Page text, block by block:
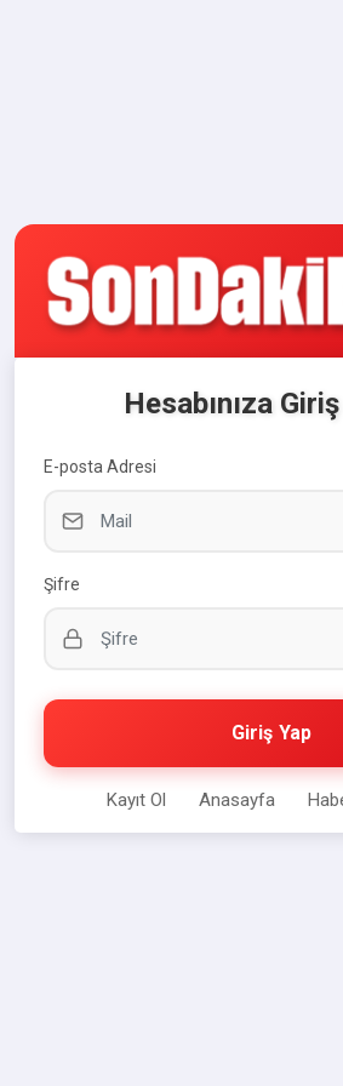
Hesabınıza Giriş
E-posta Adresi
Şifre
Giriş Yap
Kayıt Ol Anasayfa